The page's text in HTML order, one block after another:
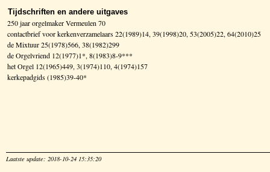
Tijdschriften en andere uitgaves
250 jaar orgelmaker Vermeulen 70
contactbrief voor kerkenverzamelaars 22(1989)14, 39(1998)20, 53(2005)22, 64(2010)25
de Mixtuur 25(1978)566, 38(1982)299
de Orgelvriend 12(1977)1*, 8(1983)8-9***
het Orgel 12(1965)449, 3(1974)110, 4(1974)157
kerkepadgids (1985)39-40*
Laatste update: 2018-10-24 15:35:20